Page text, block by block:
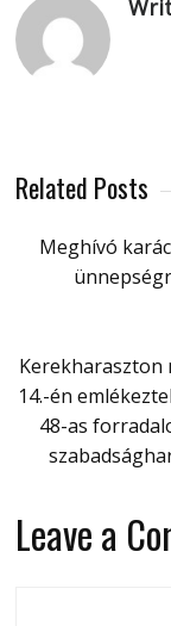
Related Posts
Meghívó
Kerekharaszton
14.-én
48-as
Leave a